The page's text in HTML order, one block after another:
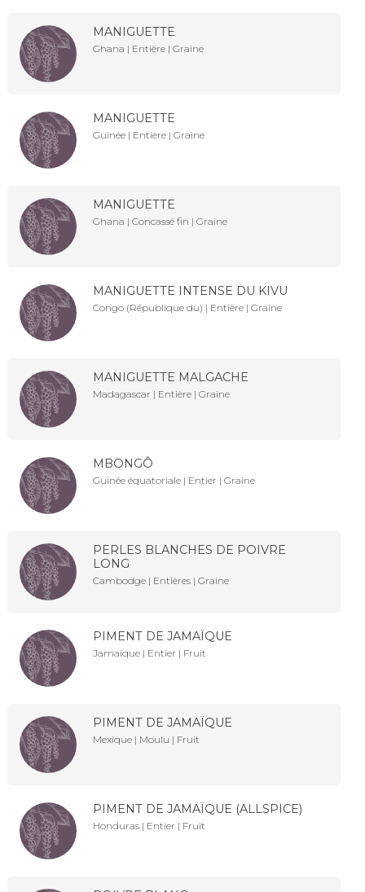
MANIGUETTE
Ghana | Entière | Graine
MANIGUETTE
Guinée | Entière | Graine
MANIGUETTE
Ghana | Concassé fin | Graine
MANIGUETTE INTENSE DU KIVU
Congo (République du) | Entière | Graine
MANIGUETTE MALGACHE
Madagascar | Entière | Graine
MBONGÔ
Guinée équatoriale | Entier | Graine
PERLES BLANCHES DE POIVRE
LONG
Cambodge | Entières | Graine
PIMENT DE JAMAÏQUE
Jamaïque | Entier | Fruit
PIMENT DE JAMAÏQUE
Mexique | Moulu | Fruit
PIMENT DE JAMAÏQUE (ALLSPICE)
Honduras | Entier | Fruit